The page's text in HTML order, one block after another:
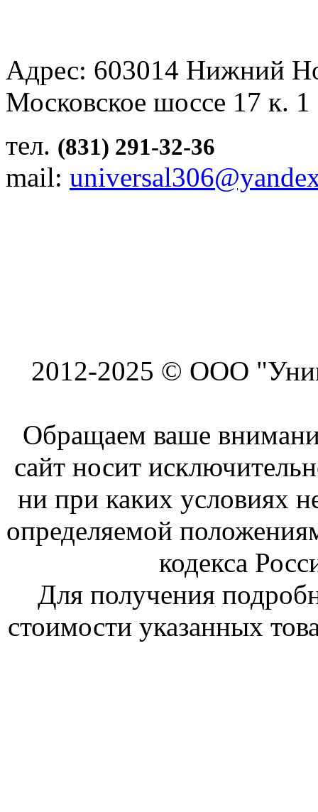
Адрес: 603014 Нижний
Московское шоссе 17 к.
тел. (831) 291-32-36
mail:
2012-2025 © ООО
Обращаем ваше
сайт носит
ни при каких условиях
определяемой
кодекса
Для получения
стоимости указанных